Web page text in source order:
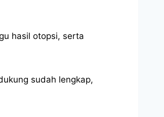
hasil otopsi, serta
sudah lengkap,